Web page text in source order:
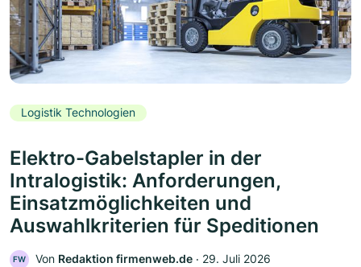
Logistik Technologien
Elektro-Gabelstapler in der
Intralogistik: Anforderungen,
Einsatzmöglichkeiten und
Auswahlkriterien für Speditionen
FW Von Redaktion firmenweb.de ‧ 29. Juli 2026